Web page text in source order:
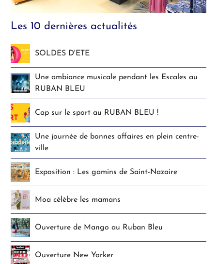
Les 10 dernières actualités
SOLDES D'ETE
Une ambiance musicale pendant les Escales au
RUBAN BLEU
Cap sur le sport au RUBAN BLEU !
Une journée de bonnes affaires en plein centre-
ville
Exposition : Les gamins de Saint-Nazaire
Moa célèbre les mamans
Ouverture de Mango au Ruban Bleu
Ouverture New Yorker